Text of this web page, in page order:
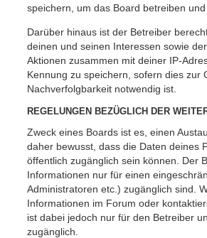
speichern, um das Board betreiben
Darüber hinaus ist der Betreiber
deinen und seinen Interessen sowie
Aktionen zusammen mit deiner IP-
Kennung zu speichern, sofern dies
Nachverfolgbarkeit notwendig ist.
REGELUNGEN BEZÜGLICH DER
Zweck eines Boards ist es, einen
daher bewusst, dass die Daten deines
öffentlich zugänglich sein können. Der
Informationen nur für einen
Administratoren etc.) zugänglich sind.
Informationen im Forum oder
ist dabei jedoch nur für den Betreiber
zugänglich.